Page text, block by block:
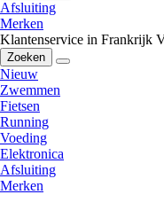
Afsluiting
Merken
Klantenservice in Frankrijk
Zoeken
Nieuw
Zwemmen
Fietsen
Running
Voeding
Elektronica
Afsluiting
Merken